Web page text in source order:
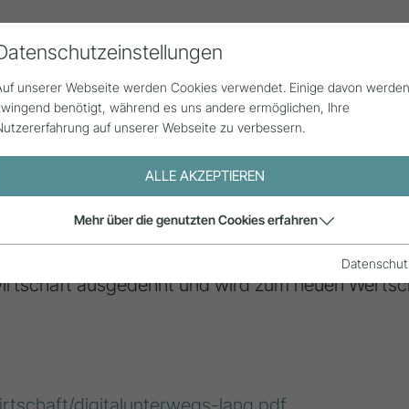
Alle Beiträge Statistik
genannt, ist ein neues Leitmotiv vieler
wollen Dinge nichtmehr unbedingt
ausgedehnt und wird zum neuen
unserer Webseite werden Cookies verwendet. Einige davon werden
benötigt, während es uns andere ermöglichen, Ihre
auf unserer Webseite zu verbessern.
ALLE AKZEPTIEREN
Mehr über die genutzten Cookies erfahren